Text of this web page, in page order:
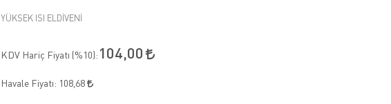
YÜKSEK ISI ELDİVENİ
KDV Hariç Fiyatı (%10): 104,00
Havale Fiyatı: 108,68